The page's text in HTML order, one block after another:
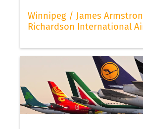
Winnipeg / James
Richardson International